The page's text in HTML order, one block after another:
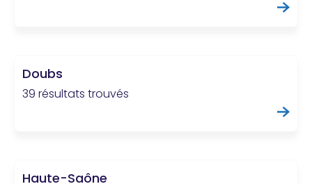
Doubs
39 résultats trouvés
Haute-Saône